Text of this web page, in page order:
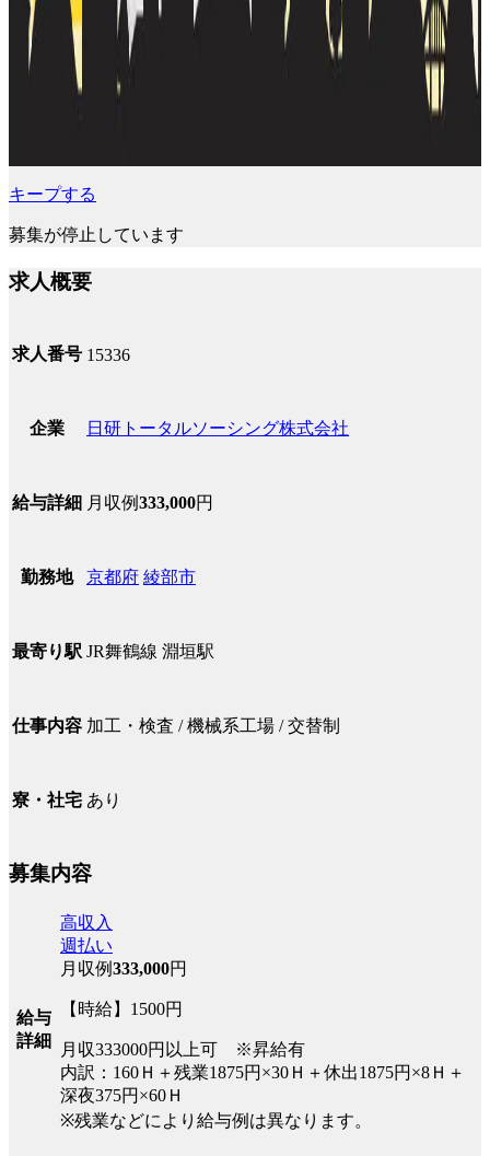
キープする
募集が停止しています
求人概要
求人番号 15336
企業 日研トータルソーシング株式会社
給与詳細 月収例333,000円
勤務地 京都府 綾部市
最寄り駅 JR舞鶴線 淵垣駅
仕事内容 加工・検査 / 機械系工場 / 交替制
寮・社宅 あり
募集内容
給与
詳細
高収入
週払い
月収例333,000円
【時給】1500円
月収333000円以上可 ※昇給有
内訳：160Ｈ＋残業1875円×30Ｈ＋休出1875円×8Ｈ＋
深夜375円×60Ｈ
※残業などにより給与例は異なります。